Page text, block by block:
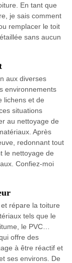
En tant que
je sais comment
remplacer le toit
sans aucun
aux diverses
environnements
lichens et de
situations
au nettoyage de
Après
redonnant tout
le nettoyage de
Confiez-moi
répare la toiture
tels que le
le PVC…
offre des
à être réactif et
ses environs. De